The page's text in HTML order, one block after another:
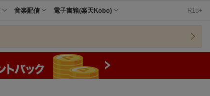
音楽配信 電子書籍(楽天Kobo) R18+